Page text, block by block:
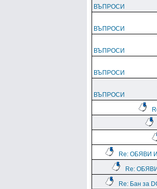
ВЪПРОСИ
ВЪПРОСИ
ВЪПРОСИ
ВЪПРОСИ
ВЪПРОСИ
Re: ОБЯВИ
Re:
Re: Бан за